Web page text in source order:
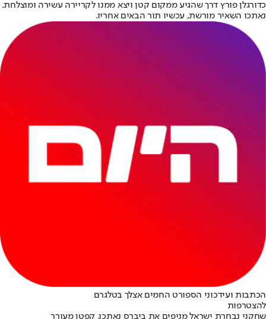
כדורגלן פורץ דרך שהגיע ממקום קטן ויצא ממנו לקריירה עשירה ומוצלחת.
נאתכו השאיר מורשת, עכשיו תור הבאים אחריו.
הכתבות ועידכוני הספורט החמים אצלך בטלגרם
להצטרפות
שחקני נבחרת ישראל מניפים את ביברס נאתכו. קפטן מעורר